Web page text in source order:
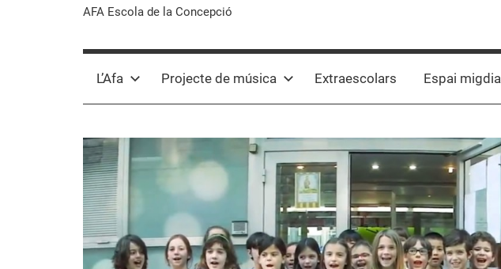
Afa
Escola
de
la
Concepció
AFA Escola de la Concepció
L’Afa Projecte de música Extraescolars Espai migdia